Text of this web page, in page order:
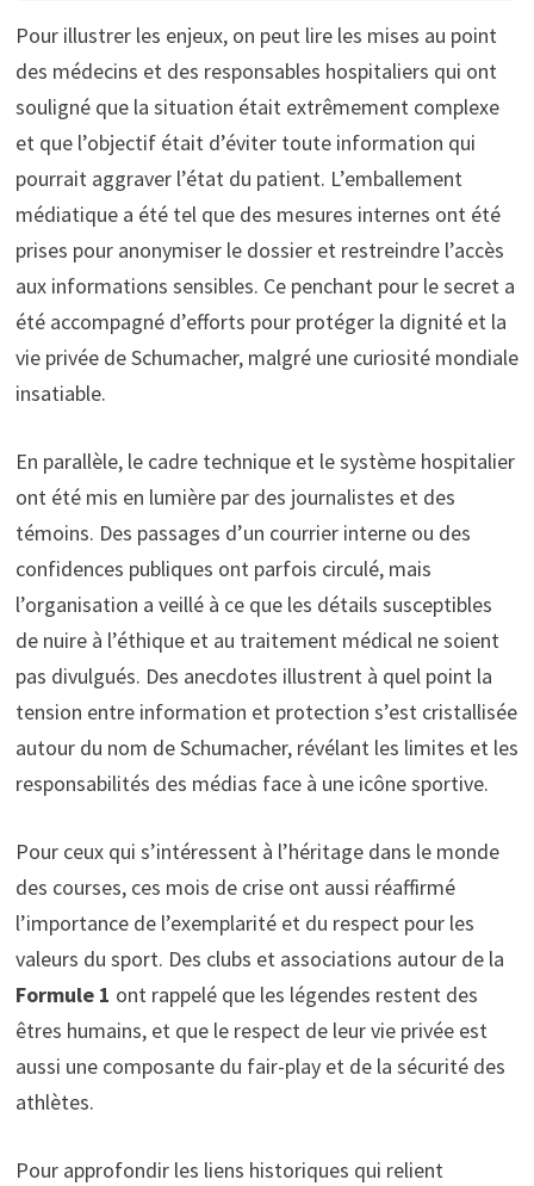
Pour illustrer les enjeux, on peut lire les mises au point
des médecins et des responsables hospitaliers qui ont
souligné que la situation était extrêmement complexe
et que l’objectif était d’éviter toute information qui
pourrait aggraver l’état du patient. L’emballement
médiatique a été tel que des mesures internes ont été
prises pour anonymiser le dossier et restreindre l’accès
aux informations sensibles. Ce penchant pour le secret a
été accompagné d’efforts pour protéger la dignité et la
vie privée de Schumacher, malgré une curiosité mondiale
insatiable.
En parallèle, le cadre technique et le système hospitalier
ont été mis en lumière par des journalistes et des
témoins. Des passages d’un courrier interne ou des
confidences publiques ont parfois circulé, mais
l’organisation a veillé à ce que les détails susceptibles
de nuire à l’éthique et au traitement médical ne soient
pas divulgués. Des anecdotes illustrent à quel point la
tension entre information et protection s’est cristallisée
autour du nom de Schumacher, révélant les limites et les
responsabilités des médias face à une icône sportive.
Pour ceux qui s’intéressent à l’héritage dans le monde
des courses, ces mois de crise ont aussi réaffirmé
l’importance de l’exemplarité et du respect pour les
valeurs du sport. Des clubs et associations autour de la
Formule 1 ont rappelé que les légendes restent des
êtres humains, et que le respect de leur vie privée est
aussi une composante du fair-play et de la sécurité des
athlètes.
Pour approfondir les liens historiques qui relient